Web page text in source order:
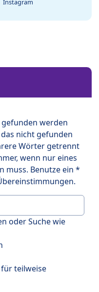
Instagram
werden
nicht gefunden
Wörter getrennt
wenn nur eines
muss. Benutze ein *
oder Suche wie
teilweise